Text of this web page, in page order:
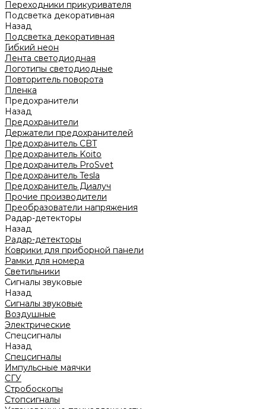
Переходники прикуривателя
Подсветка декоративная
Назад
Подсветка декоративная
Гибкий неон
Лента светодиодная
Логотипы светодиодные
Повторитель поворота
Пленка
Предохранители
Назад
Предохранители
Держатели предохранителей
Предохранитель CBT
Предохранитель Koito
Предохранитель ProSvet
Предохранитель Tesla
Предохранитель Диалуч
Прочие производители
Преобразователи напряжения
Радар-детекторы
Назад
Радар-детекторы
Коврики для приборной панели
Рамки для номера
Светильники
Сигналы звуковые
Назад
Сигналы звуковые
Воздушные
Электрические
Спецсигналы
Назад
Спецсигналы
Импульсные маячки
СГУ
Стробоскопы
Стопсигналы